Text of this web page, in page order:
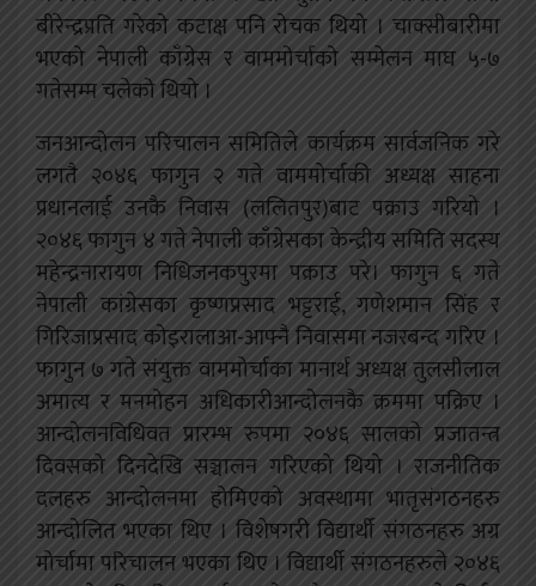
बीरेन्द्रप्रति गरेको कटाक्ष पनि रोचक थियो । चाक्सीबारीमा
भएको नेपाली काँग्रेस र वाममोर्चाको सम्मेलन माघ ५-७
गतेसम्म चलेको थियो ।
जनआन्दोलन परिचालन समितिले कार्यक्रम सार्वजनिक गरे
लगतै २०४६ फागुन २ गते वाममोर्चाकी अध्यक्ष साहना
प्रधानलाई उनकै निवास (ललितपुर)बाट पक्राउ गरियो ।
२०४६ फागुन ४ गते नेपाली काँग्रेसका केन्द्रीय समिति सदस्य
महेन्द्रनारायण निधिजनकपुरमा पक्राउ परे। फागुन ६ गते
नेपाली कांग्रेसका कृष्णप्रसाद भट्टराई, गणेशमान सिंह र
गिरिजाप्रसाद कोइरालाआ-आफ्नै निवासमा नजरबन्द गरिए ।
फागुन ७ गते संयुक्त वाममोर्चाका मानार्थ अध्यक्ष तुलसीलाल
अमात्य र मनमोहन अधिकारीआन्दोलनकै क्रममा पक्रिए ।
आन्दोलनविधिवत प्रारम्भ रुपमा २०४६ सालको प्रजातन्त्र
दिवसको दिनदेखि सञ्चालन गरिएको थियो । राजनीतिक
दलहरु आन्दोलनमा होमिएको अवस्थामा भातृसंगठनहरु
आन्दोलित भएका थिए । विशेषगरी विद्यार्थी संगठनहरु अग्र
मोर्चामा परिचालन भएका थिए । विद्यार्थी संगठनहरुले २०४६